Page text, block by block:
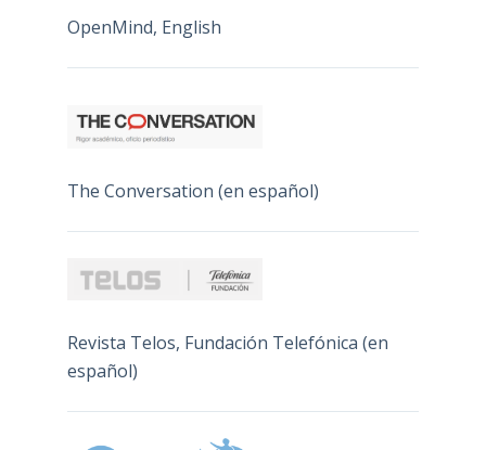
OpenMind, English
The Conversation (en español)
Revista Telos, Fundación Telefónica (en
español)